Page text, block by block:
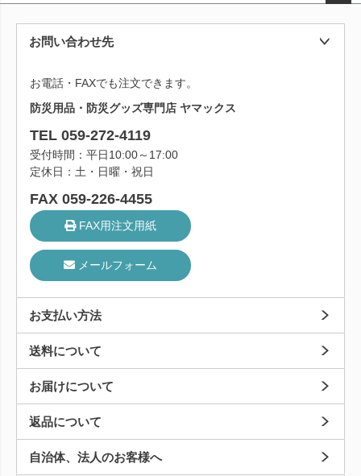
ジト
ップ
お問い合わせ先
お電話・FAXでも注文できます。
防災用品・防災グッズ専門店 ヤマックス
TEL 059-272-4119
受付時間：平日10:00～17:00
定休日：土・日曜・祝日
FAX 059-226-4455
FAX用注文用紙
メールフォーム
お支払い方法
送料について
お届けについて
返品について
自治体、法人のお客様へ